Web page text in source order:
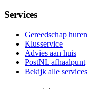
Services
Gereedschap huren
Klusservice
Advies aan huis
PostNL afhaalpunt
Bekijk alle services